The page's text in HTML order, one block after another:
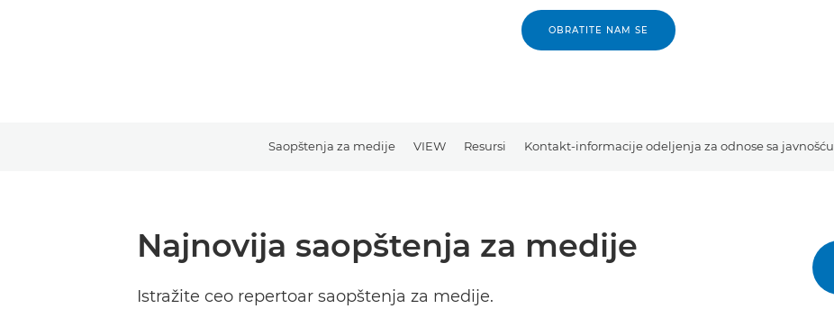
OBRATITE NAM SE
Saopštenja za medije VIEW Resursi Kontakt-informacije odeljenja za odnose sa javnošću
Najnovija saopštenja za medije
Istražite ceo repertoar saopštenja za medije.